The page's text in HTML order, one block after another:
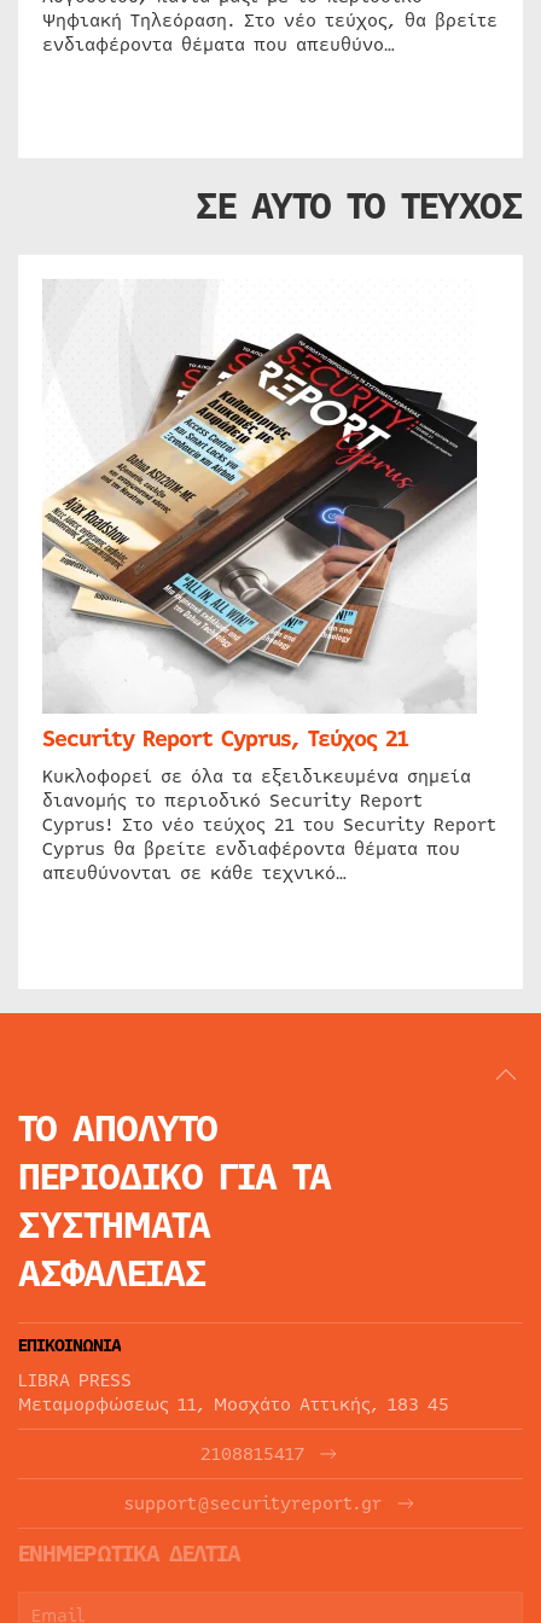
Ψηφιακή Τηλεόραση. Στο νέο τεύχος, θα βρείτε
ενδιαφέροντα θέματα που απευθύνο…
ΣΕ ΑΥΤΟ ΤΟ ΤΕΥΧΟΣ
Security Report Cyprus, Τεύχος 21
Κυκλοφορεί σε όλα τα εξειδικευμένα σημεία
διανομής το περιοδικό Security Report
Cyprus! Στο νέο τεύχος 21 του Security Report
Cyprus θα βρείτε ενδιαφέροντα θέματα που
απευθύνονται σε κάθε τεχνικό…
ΤΟ ΑΠΟΛΥΤΟ
ΠΕΡΙΟΔΙΚΟ ΓΙΑ ΤΑ
ΣΥΣΤΗΜΑΤΑ
ΑΣΦΑΛΕΙΑΣ
ΕΠΙΚΟΙΝΩΝΙΑ
LIBRA PRESS
Μεταμορφώσεως 11, Μοσχάτο Αττικής, 183 45
2108815417
support@securityreport.gr
ΕΝΗΜΕΡΩΤΙΚΑ ΔΕΛΤΙΑ